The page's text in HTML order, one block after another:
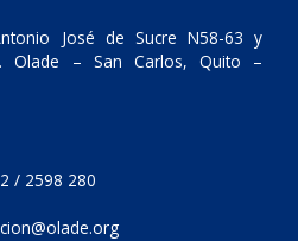
José de Sucre N58-63 y
Olade – San Carlos, Quito –
/ 2598 280